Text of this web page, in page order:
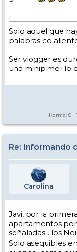
Solo aquel que
palabras de
Ser vlogger es
una minipimer lo
intento hacer.
Yo hago esquí
Los caminos del
Karma: 0 -
Re: Informando
Carolina
Javi, por la
apartamentos
señaladas... los
Solo asequibles